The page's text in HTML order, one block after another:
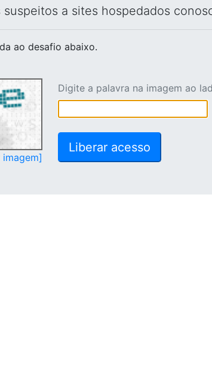
a sites hospedados
ao desafio abaixo.
Digite a palavra na imagem ao